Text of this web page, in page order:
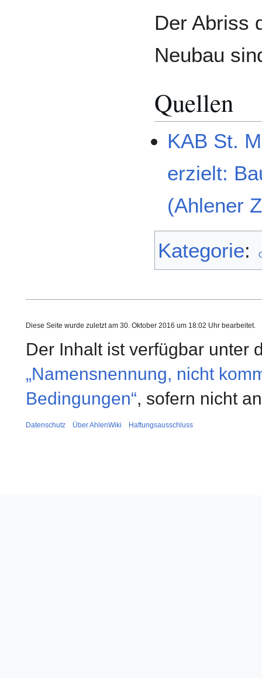
Der Abriss
Neubau
Quellen
KAB St.
erzielt:
(Ahlener
Kategorie:
Diese Seite wurde zuletzt am 30. Oktober 2016 um 18:02 Uhr bearbeitet.
Der Inhalt ist verfügbar unter
„Namensnennung, nicht
Bedingungen“, sofern nicht
Datenschutz Über AhlenWiki Haftungsausschluss